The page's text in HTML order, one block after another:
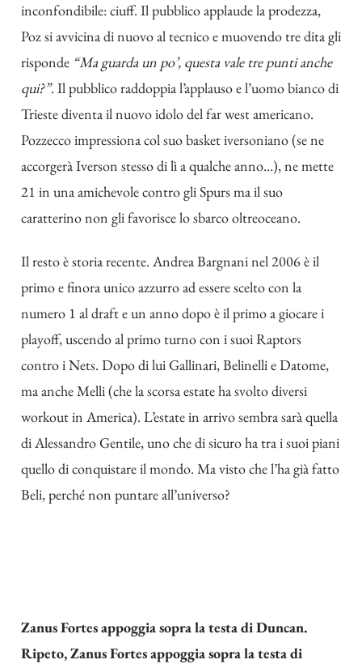
inconfondibile: ciuff. Il pubblico applaude la prodezza,
Poz si avvicina di nuovo al tecnico e muovendo tre dita gli
risponde “Ma guarda un po’, questa vale tre punti anche
qui?”. Il pubblico raddoppia l’applauso e l’uomo bianco di
Trieste diventa il nuovo idolo del far west americano.
Pozzecco impressiona col suo basket iversoniano (se ne
accorgerà Iverson stesso di lì a qualche anno…), ne mette
21 in una amichevole contro gli Spurs ma il suo
caratterino non gli favorisce lo sbarco oltreoceano.
Il resto è storia recente. Andrea Bargnani nel 2006 è il
primo e finora unico azzurro ad essere scelto con la
numero 1 al draft e un anno dopo è il primo a giocare i
playoff, uscendo al primo turno con i suoi Raptors
contro i Nets. Dopo di lui Gallinari, Belinelli e Datome,
ma anche Melli (che la scorsa estate ha svolto diversi
workout in America). L’estate in arrivo sembra sarà quella
di Alessandro Gentile, uno che di sicuro ha tra i suoi piani
quello di conquistare il mondo. Ma visto che l’ha già fatto
Beli, perché non puntare all’universo?
Zanus Fortes appoggia sopra la testa di Duncan.
Ripeto, Zanus Fortes appoggia sopra la testa di